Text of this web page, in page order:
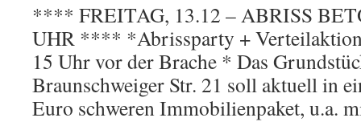
**** FREITAG, 13.12 – ABRISS
UHR **** *Abrissparty +
15 Uhr vor der Brache * Das
Braunschweiger Str. 21 soll aktuell in
Euro schweren Immobilienpaket, u.a.